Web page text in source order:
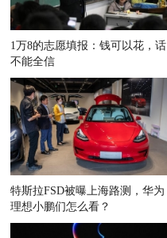
1万8的志愿填报：钱可以花，话
不能全信
特斯拉FSD被曝上海路测，华为
理想小鹏们怎么看？